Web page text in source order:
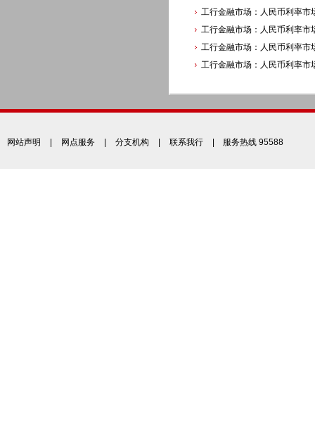
工行金融市场：人民币利率
工行金融市场：人民币利率
工行金融市场：人民币利率
工行金融市场：人民币利率
网站声明 网点服务 分支机构 联系我行 | 服务热线 95588